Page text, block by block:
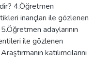
4.Öğretmen
inançları ile gözlenen
adaylarının
ile gözlenen
katılımcılarını